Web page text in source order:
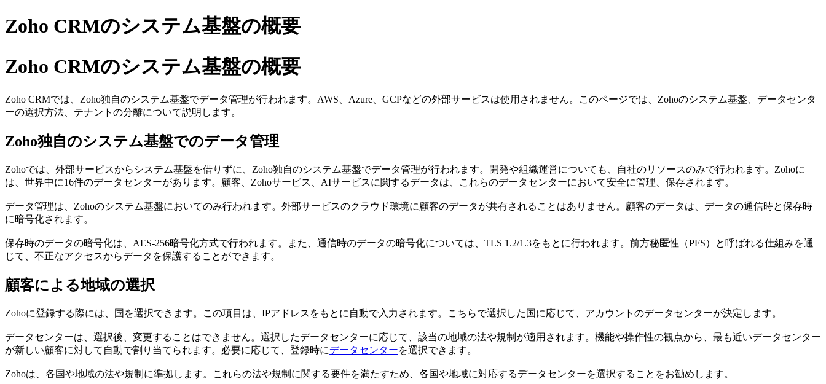
Zoho CRMのシステム基盤の概要
Zoho CRMのシステム基盤の概要
Zoho CRMでは、Zoho独自のシステム基盤でデータ管理が行われます。AWS、Azure、GCPなどの外部サービスは使用されません。このページでは、Zohoのシステム基盤、データセンタ
ーの選択方法、テナントの分離について説明します。
Zoho独自のシステム基盤でのデータ管理
Zohoでは、外部サービスからシステム基盤を借りずに、Zoho独自のシステム基盤でデータ管理が行われます。開発や組織運営についても、自社のリソースのみで行われます。Zohoに
は、世界中に16件のデータセンターがあります。顧客、Zohoサービス、AIサービスに関するデータは、これらのデータセンターにおいて安全に管理、保存されます。
データ管理は、Zohoのシステム基盤においてのみ行われます。外部サービスのクラウド環境に顧客のデータが共有されることはありません。顧客のデータは、データの通信時と保存時
に暗号化されます。
保存時のデータの暗号化は、AES-256暗号化方式で行われます。また、通信時のデータの暗号化については、TLS 1.2/1.3をもとに行われます。前方秘匿性（PFS）と呼ばれる仕組みを通
じて、不正なアクセスからデータを保護することができます。
顧客による地域の選択
Zohoに登録する際には、国を選択できます。この項目は、IPアドレスをもとに自動で入力されます。こちらで選択した国に応じて、アカウントのデータセンターが決定します。
データセンターは、選択後、変更することはできません。選択したデータセンターに応じて、該当の地域の法や規制が適用されます。機能や操作性の観点から、最も近いデータセンター
が新しい顧客に対して自動で割り当てられます。必要に応じて、登録時にデータセンターを選択できます。
Zohoは、各国や地域の法や規制に準拠します。これらの法や規制に関する要件を満たすため、各国や地域に対応するデータセンターを選択することをお勧めします。